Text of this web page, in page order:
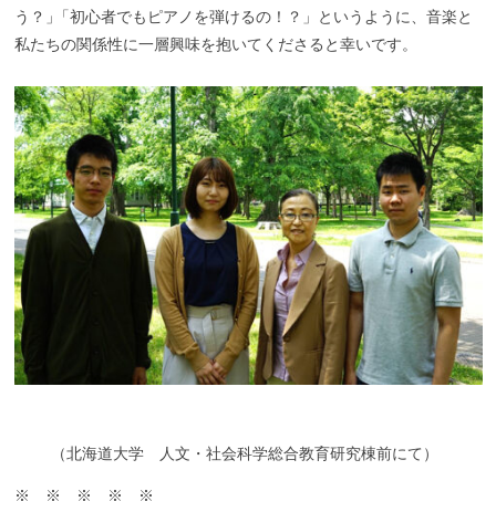
う？ 」
「初心者でもピアノを弾けるの！？」というように、音楽と
私たちの関係性に一層興味を抱いてくださると幸いです。
（北海道大学 人文・社会科学総合教育研究棟前にて）
※ ※ ※ ※ ※